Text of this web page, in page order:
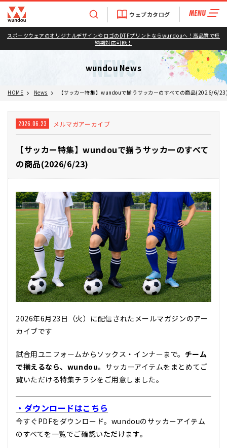
スポーツウェアのオリジナルデザインやロゴのDTFプリントならwundouへ！高品質で短
納期対応可能！
ウェブカタログ
wundou News
NEWS
HOME News 【サッカー特集】wundouで揃うサッカーのすべての商品(2026/6/
2026.06.23 メルマガアーカイブ
【サッカー特集】wundouで揃うサッカーのすべて
の商品(2026/6/23)
2026年6月23日（火）に配信されたメールマガジンのアー
カイブです
試合用ユニフォームからソックス・インナーまで。 チーム
で揃えるなら、wundou。サッカーアイテムをまとめてご
覧いただける特集チラシをご用意しました。
・ダウンロードはこちら
今すぐPDFをダウンロード。wundouのサッカーアイテム
のすべてを一覧でご確認いただけます。